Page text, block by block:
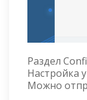
Раздел
Настройка
Можно